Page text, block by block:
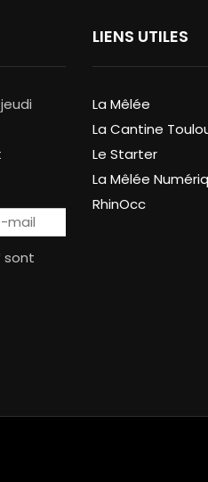
sont
LIENS UTILES
La Mêlée
La Cantine
Le Starter
La Mêlée
RhinOcc